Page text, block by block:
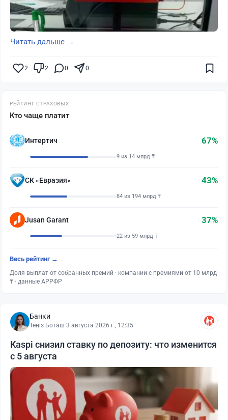
Читать дальше →
2 2 0 0
РЕЙТИНГ СТРАХОВЫХ
Кто чаще платит
Интертич 67%
9 из 14 млрд ₸
СК «Евразия» 43%
84 из 194 млрд ₸
Jusan Garant 37%
22 из 59 млрд ₸
Весь рейтинг →
Доля выплат от собранных премий · компании с премиями от 10 млрд
₸ · данные АРРФР
Банки
Теңіз Боташ·3 августа 2026 г., 12:35
Kaspi снизил ставку по депозиту: что изменится
с 5 августа